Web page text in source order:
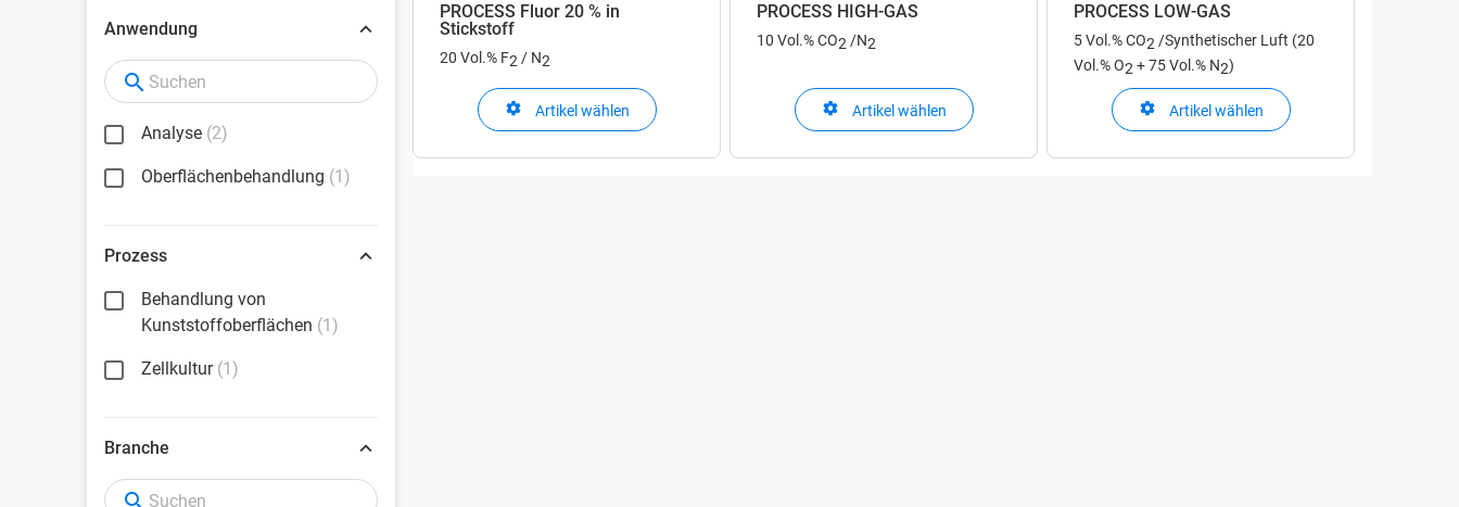
Anwendung
Analyse (2)
Oberflächenbehandlung (1)
Prozess
Behandlung von
Kunststoffoberflächen (1)
Zellkultur (1)
Branche
PROCESS Fluor 20 % in
Stickstoff
20 Vol.% F2 / N2
Artikel wählen
PROCESS HIGH-GAS
10 Vol.% CO2 /N2
Artikel wählen
PROCESS LOW-GAS
5 Vol.% CO2 /Synthetischer Luft (20
Vol.% O2 + 75 Vol.% N2)
Artikel wählen